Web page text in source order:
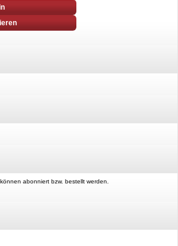
abonniert bzw. bestellt werden.